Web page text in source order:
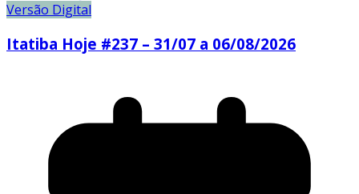
Versão Digital
Itatiba Hoje #237 – 31/07 a 06/08/2026